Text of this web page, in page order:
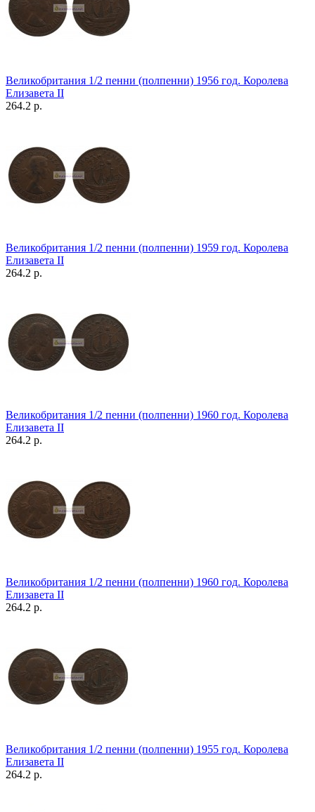
Великобритания 1/2 пенни (полпенни) 1956 год. Королева
Елизавета II
264.2 р.
Великобритания 1/2 пенни (полпенни) 1959 год. Королева
Елизавета II
264.2 р.
Великобритания 1/2 пенни (полпенни) 1960 год. Королева
Елизавета II
264.2 р.
Великобритания 1/2 пенни (полпенни) 1960 год. Королева
Елизавета II
264.2 р.
Великобритания 1/2 пенни (полпенни) 1955 год. Королева
Елизавета II
264.2 р.